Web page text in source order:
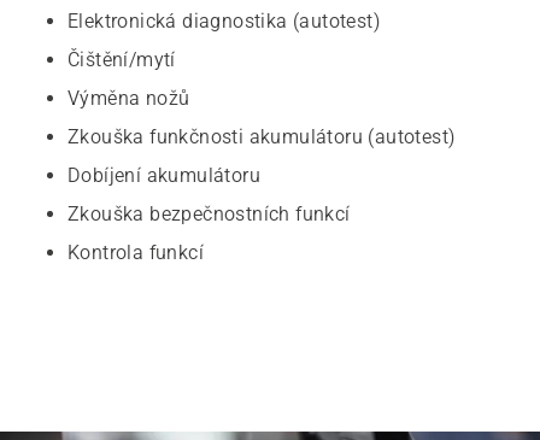
Elektronická diagnostika (autotest)
Čištění/mytí
Výměna nožů
Zkouška funkčnosti akumulátoru (autotest)
Dobíjení akumulátoru
Zkouška bezpečnostních funkcí
Kontrola funkcí